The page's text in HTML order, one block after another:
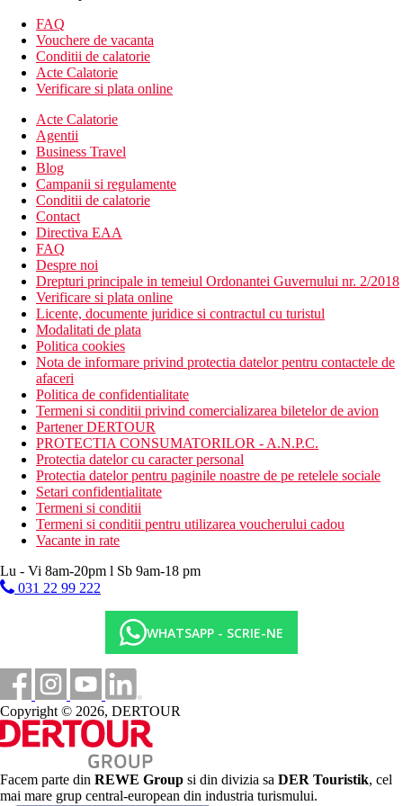
Descrierea hotelului
Hotelul dispune de:
hol cu ​​receptie
restaurant tip bufet
cofetarie
bistro
snack bar
restaurant à la carte (burger, 1x per sejur, este necesara
pub
Wi-Fi in zonele publice este gratuit
coafor
magazine (magazin de bijuterii, magazin de suveniruri)
piscina (sezlonguri si umbrele langa piscina, prosoape
gratuite (contra unui depozit rambursabil)
bar la piscina
bar pe plaja
piscina pentru copii
piscina cu parc acvatic (7 tobogane in total)
miniclub (4-12 ani)
loc de joaca pentru copii
intrare la Insula Eftalia, situata pe plaja (parte a
conceptului Ultra All Inclusive, bauturile alcoolice nu sunt
incluse si unele baruri sunt disponibile doar contra cost)
Descrierea plajei
Hotelul are 2 plaje in total:
Plaja cu nisip si pietricele, la aproximativ 50 m de hotel,
separata de un drum local, accesibila prin pasaj subteran,
sezlonguri gratuite, umbrele, prosoape gratuite (contra
unui depozit rambursabil), bar pe plaja in cadrul UAI
face din lateral - langa plaja exista pietre care marginesc
tarmul nisipos.
500 m de hotel, parcuri acvatice, piscine si baruri in cadrul
UAI (bauturi racoritoare, bere si gustari - unele baruri si
atractii sunt disponibile contra cost) - aici exista sezlonguri
si umbrele gratuite, prosoape (contra unui depozit
rambursabil).
Activitati sportive gratuite
muzica live
bingo
spectacole profesionale
program de animatie diurna si seara.
sauna (la anumite ore).
FAQ
Vouchere de vacanta
Conditii de calatorie
Acte Calatorie
Verificare si plata online
Acte Calatorie
Agentii
Business Travel
Blog
Campanii si regulamente
Conditii de calatorie
Contact
Directiva EAA
FAQ
Despre noi
Drepturi principale in temeiul Ordonantei Guvernului nr. 2/2018
Verificare si plata online
Licente, documente juridice si contractul cu turistul
Modalitati de plata
Politica cookies
Nota de informare privind protectia datelor pentru contactele de
afaceri
Politica de confidentialitate
Termeni si conditii privind comercializarea biletelor de avion
Partener DERTOUR
PROTECTIA CONSUMATORILOR - A.N.P.C.
Protectia datelor cu caracter personal
Protectia datelor pentru paginile noastre de pe retelele sociale
Setari confidentialitate
Termeni si conditii
Termeni si conditii pentru utilizarea voucherului cadou
Vacante in rate
Lu - Vi 8am-20pm l Sb 9am-18 pm
031 22 99 222
WHATSAPP - SCRIE-NE
Copyright © 2026, DERTOUR
Facem parte din REWE Group si din divizia sa DER Touristik, cel
mai mare grup central-european din industria turismului.